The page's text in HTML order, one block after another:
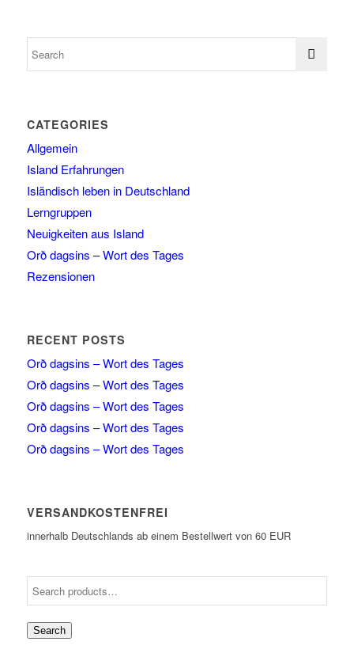
CATEGORIES
Allgemein
Island Erfahrungen
Isländisch leben in Deutschland
Lerngruppen
Neuigkeiten aus Island
Orð dagsins – Wort des Tages
Rezensionen
RECENT POSTS
Orð dagsins – Wort des Tages
Orð dagsins – Wort des Tages
Orð dagsins – Wort des Tages
Orð dagsins – Wort des Tages
Orð dagsins – Wort des Tages
VERSANDKOSTENFREI
innerhalb Deutschlands ab einem Bestellwert von 60 EUR
Search